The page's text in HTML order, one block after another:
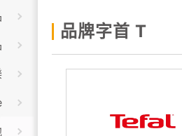
品牌字首 T